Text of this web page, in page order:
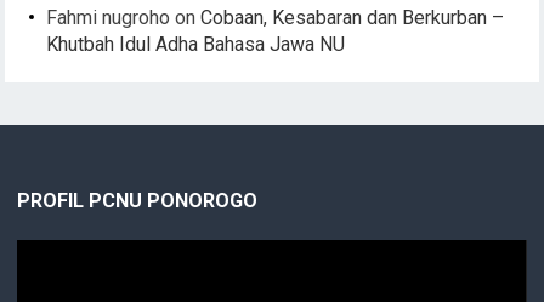
Fahmi nugroho onCobaan, Kesabaran dan Berkurban –
Khutbah Idul Adha Bahasa Jawa NU
PROFIL PCNU PONOROGO